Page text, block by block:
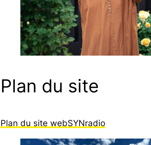
Plan du site
Plan du site webSYNradio